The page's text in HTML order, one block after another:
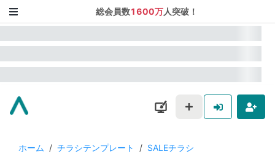
総会員数1600万人突破！
ホーム / チラシテンプレート / SALEチラシ